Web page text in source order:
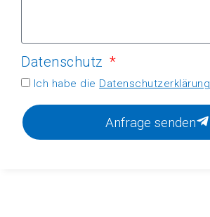
Datenschutz
Ich habe die Datenschutzerklärung
Anfrage senden